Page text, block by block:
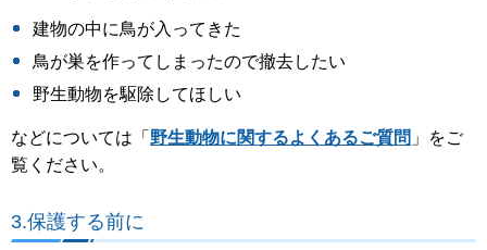
建物の中に鳥が入ってきた
鳥が巣を作ってしまったので撤去したい
野生動物を駆除してほしい
などについては「 野生動物に関するよくあるご質問 」をご
覧ください。
3.保護する前に